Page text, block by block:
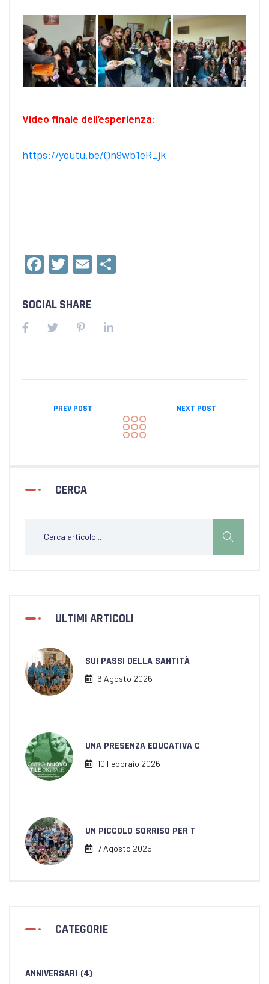
Video finale dell’esperienza:
https://youtu.be/Qn9wb1eR_jk
Facebook
Twitter
Email
SOCIAL SHARE
PREV POST NEXT POST
CERCA
ULTIMI ARTICOLI
SUI PASSI DELLA SANTITÀ
6 Agosto 2026
UNA PRESENZA EDUCATIVA C
10 Febbraio 2026
UN PICCOLO SORRISO PER T
7 Agosto 2025
CATEGORIE
ANNIVERSARI (4)